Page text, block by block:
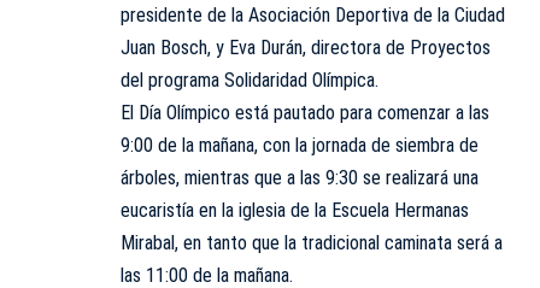
presidente de la Asociación Deportiva de la Ciudad
Juan Bosch, y Eva Durán, directora de Proyectos
del programa Solidaridad Olímpica.
El Día Olímpico está pautado para comenzar a las
9:00 de la mañana, con la jornada de siembra de
árboles, mientras que a las 9:30 se realizará una
eucaristía en la iglesia de la Escuela Hermanas
Mirabal, en tanto que la tradicional caminata será a
las 11:00 de la mañana.